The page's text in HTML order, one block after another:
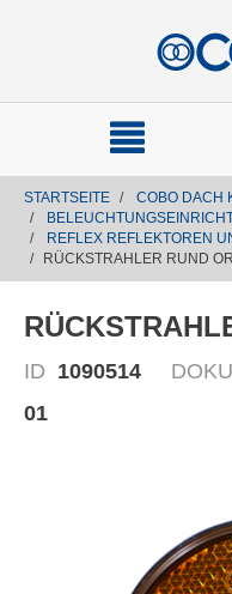
STARTSEITE
COBO DACH
REFLEX REFLEKTOREN
RÜCKSTRAHLER RUND
ID 1090514
01